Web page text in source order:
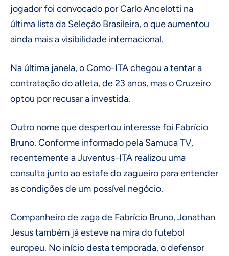
jogador foi convocado por Carlo Ancelotti na
última lista da Seleção Brasileira, o que aumentou
ainda mais a visibilidade internacional.
Na última janela, o Como-ITA chegou a tentar a
contratação do atleta, de 23 anos, mas o Cruzeiro
optou por recusar a investida.
Outro nome que despertou interesse foi Fabrício
Bruno. Conforme informado pela Samuca TV,
recentemente a Juventus-ITA realizou uma
consulta junto ao estafe do zagueiro para entender
as condições de um possível negócio.
Companheiro de zaga de Fabrício Bruno, Jonathan
Jesus também já esteve na mira do futebol
europeu. No início desta temporada, o defensor